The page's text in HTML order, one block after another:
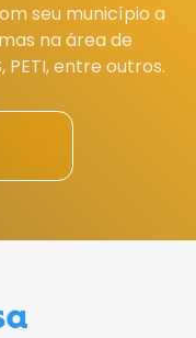
seu município a
na área de
PETI, entre outros.